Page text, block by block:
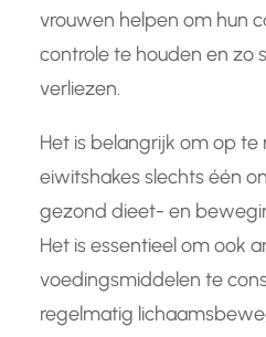
vrouwen helpen om hun
controle te houden en zo
verliezen.
Het is belangrijk om op
eiwitshakes slechts één
gezond dieet- en
Het is essentieel om ook
voedingsmiddelen te
regelmatig